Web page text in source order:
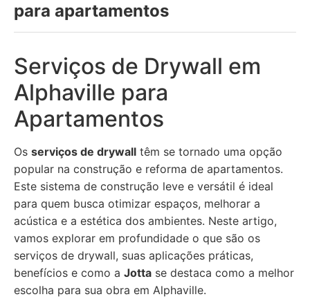
para apartamentos
Serviços de Drywall em
Alphaville para
Apartamentos
Os serviços de drywall têm se tornado uma opção
popular na construção e reforma de apartamentos.
Este sistema de construção leve e versátil é ideal
para quem busca otimizar espaços, melhorar a
acústica e a estética dos ambientes. Neste artigo,
vamos explorar em profundidade o que são os
serviços de drywall, suas aplicações práticas,
benefícios e como a Jotta se destaca como a melhor
escolha para sua obra em Alphaville.